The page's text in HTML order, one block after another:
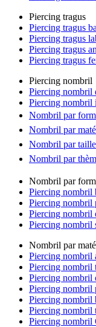
Piercing tragus
Piercing tragus
Piercing tragus
Piercing tragus
Piercing tragus
Piercing nombril
Piercing nombril
Piercing nombril
Nombril par
Nombril par
Nombril par
Nombril par
Nombril par
Piercing nombril
Piercing nombril
Piercing nombril
Piercing nombril
Nombril par
Piercing nombril
Piercing nombril
Piercing nombril
Piercing nombril
Piercing nombril
Piercing nombril
Piercing nombril